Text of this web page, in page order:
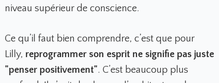
niveau supérieur de conscience.
Ce qu’il faut bien comprendre, c’est que pour
Lilly, reprogrammer son esprit ne signifie pas juste
"penser positivement". C’est beaucoup plus